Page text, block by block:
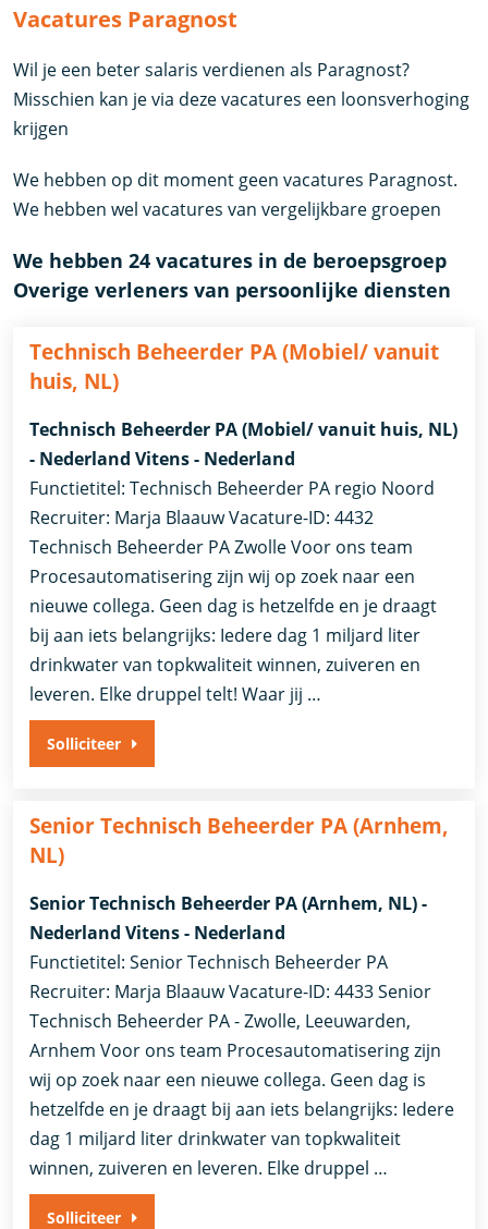
Vacatures Paragnost
Wil je een beter salaris verdienen als Paragnost?
Misschien kan je via deze vacatures een loonsverhoging
krijgen
We hebben op dit moment geen vacatures Paragnost.
We hebben wel vacatures van vergelijkbare groepen
We hebben 24 vacatures in de beroepsgroep
Overige verleners van persoonlijke diensten
Technisch Beheerder PA (Mobiel/ vanuit
huis, NL)
Technisch Beheerder PA (Mobiel/ vanuit huis, NL)
- Nederland Vitens - Nederland
Functietitel: Technisch Beheerder PA regio Noord
Recruiter: Marja Blaauw Vacature-ID: 4432
Technisch Beheerder PA Zwolle Voor ons team
Procesautomatisering zijn wij op zoek naar een
nieuwe collega. Geen dag is hetzelfde en je draagt
bij aan iets belangrijks: Iedere dag 1 miljard liter
drinkwater van topkwaliteit winnen, zuiveren en
leveren. Elke druppel telt! Waar jij …
Solliciteer
Senior Technisch Beheerder PA (Arnhem,
NL)
Senior Technisch Beheerder PA (Arnhem, NL) -
Nederland Vitens - Nederland
Functietitel: Senior Technisch Beheerder PA
Recruiter: Marja Blaauw Vacature-ID: 4433 Senior
Technisch Beheerder PA - Zwolle, Leeuwarden,
Arnhem Voor ons team Procesautomatisering zijn
wij op zoek naar een nieuwe collega. Geen dag is
hetzelfde en je draagt bij aan iets belangrijks: Iedere
dag 1 miljard liter drinkwater van topkwaliteit
winnen, zuiveren en leveren. Elke druppel …
Solliciteer